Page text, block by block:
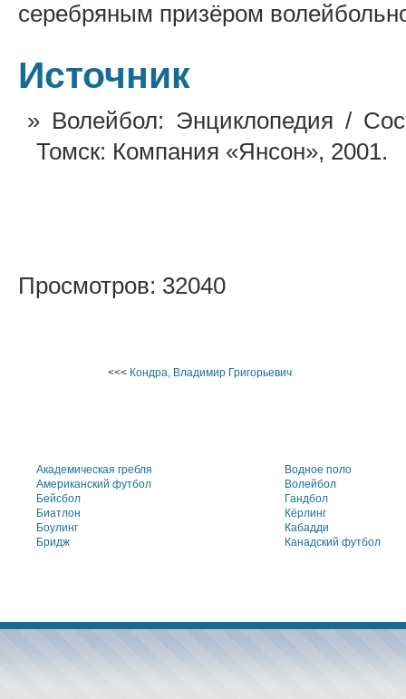
серебряным призёром
Источник
Волейбол: Энциклопедия /
Томск: Компания «Янсон», 2001.
Просмотров: 32040
<<< Кондра, Владимир Григорьевич
Академическая гребля
Американский футбол
Бейсбол
Биатлон
Боулинг
Бридж
Водное поло
Волейбол
Гандбол
Кёрлинг
Кабадди
Канадский футбол